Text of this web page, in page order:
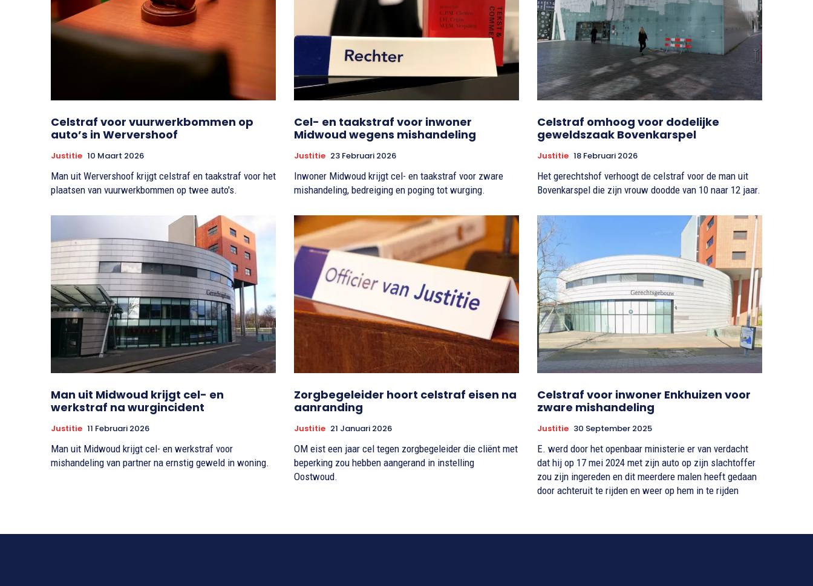
Celstraf voor vuurwerkbommen op
auto’s in Wervershoof
Justitie 10 Maart 2026
Man uit Wervershoof krijgt celstraf en taakstraf voor het
plaatsen van vuurwerkbommen op twee auto's.
Cel- en taakstraf voor inwoner
Midwoud wegens mishandeling
Justitie 23 Februari 2026
Inwoner Midwoud krijgt cel- en taakstraf voor zware
mishandeling, bedreiging en poging tot wurging.
Celstraf omhoog voor dodelijke
geweldszaak Bovenkarspel
Justitie 18 Februari 2026
Het gerechtshof verhoogt de celstraf voor de man uit
Bovenkarspel die zijn vrouw doodde van 10 naar 12 jaar.
Man uit Midwoud krijgt cel- en
werkstraf na wurgincident
Justitie 11 Februari 2026
Man uit Midwoud krijgt cel- en werkstraf voor
mishandeling van partner na ernstig geweld in woning.
Zorgbegeleider hoort celstraf eisen na
aanranding
Justitie 21 Januari 2026
OM eist een jaar cel tegen zorgbegeleider die cliënt met
beperking zou hebben aangerand in instelling
Oostwoud.
Celstraf voor inwoner Enkhuizen voor
zware mishandeling
Justitie 30 September 2025
E. werd door het openbaar ministerie er van verdacht
dat hij op 17 mei 2024 met zijn auto op zijn slachtoffer
zou zijn ingereden en dit meerdere malen heeft gedaan
door achteruit te rijden en weer op hem in te rijden